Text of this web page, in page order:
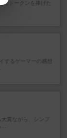
にトークンを捧げた
するゲーマーの感想
賞ながら、シンプ